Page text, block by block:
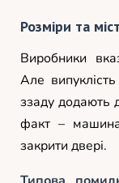
Розміри та
Виробники
Але
ззаду додають
факт –
закрити двері.